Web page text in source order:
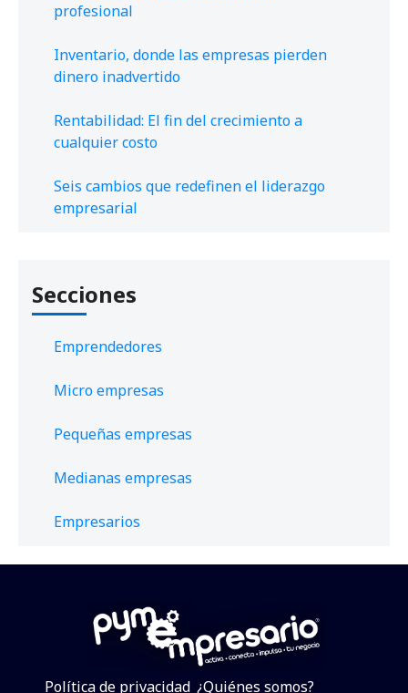
profesional
Inventario, donde las empresas pierden
dinero inadvertido
Rentabilidad: El fin del crecimiento a
cualquier costo
Seis cambios que redefinen el liderazgo
empresarial
Secciones
Emprendedores
Micro empresas
Pequeñas empresas
Medianas empresas
Empresarios
Política de privacidad ¿Quiénes somos?